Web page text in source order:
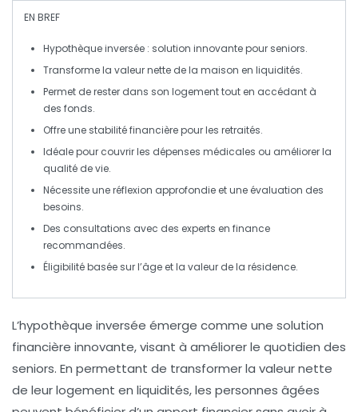
EN BREF
Hypothèque inversée : solution innovante pour seniors.
Transforme la valeur nette de la maison en liquidités.
Permet de rester dans son logement tout en accédant à
des fonds.
Offre une stabilité financièrepour les retraités.
Idéale pour couvrir les dépenses médicales ou améliorer la
qualité de vie.
Nécessite uneréflexion approfondie et une évaluation des
besoins.
Des consultations avec des experts en finance
recommandées.
Éligibilité basée sur l’âge et la valeur de la résidence.
L’hypothèque inversée émerge comme une solution
financière innovante, visant à améliorer le quotidien des
seniors. En permettant de transformer la valeur nette
de leur logement en liquidités, les personnes âgées